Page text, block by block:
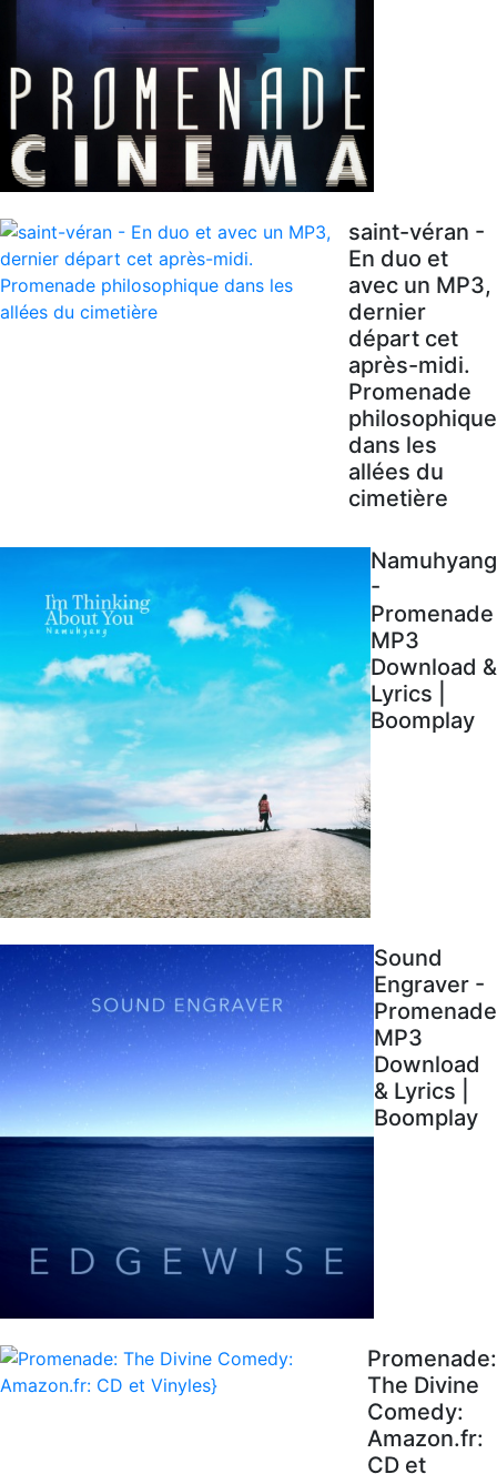
saint-véran -
En duo et
avec un MP3,
dernier
départ cet
après-midi.
Promenade
philosophique
dans les
allées du
cimetière
Namuhyang
-
Promenade
MP3
Download &
Lyrics |
Boomplay
Sound
Engraver -
Promenade
MP3
Download
& Lyrics |
Boomplay
Promenade:
The Divine
Comedy:
Amazon.fr:
CD et